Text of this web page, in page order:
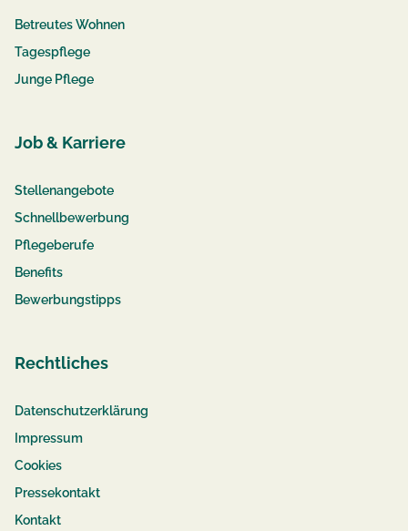
Betreutes Wohnen
Tagespflege
Junge Pflege
Job & Karriere
Stellenangebote
Schnellbewerbung
Pflegeberufe
Benefits
Bewerbungstipps
Rechtliches
Datenschutzerklärung
Impressum
Cookies
Pressekontakt
Kontakt